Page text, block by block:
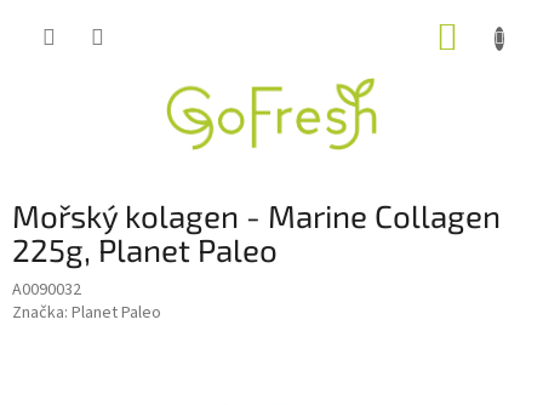
Mořský kolagen - Marine Collagen
225g, Planet Paleo
A0090032
Značka: Planet Paleo